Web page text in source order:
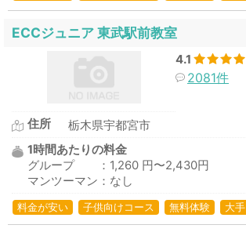
ECCジュニア 東武駅前教室
4.1
2081件
住所
栃木県宇都宮市
1時間あたりの料金
グループ ：1,260 円〜2,430円
マンツーマン：なし
料金が安い 子供向けコース 無料体験 大手